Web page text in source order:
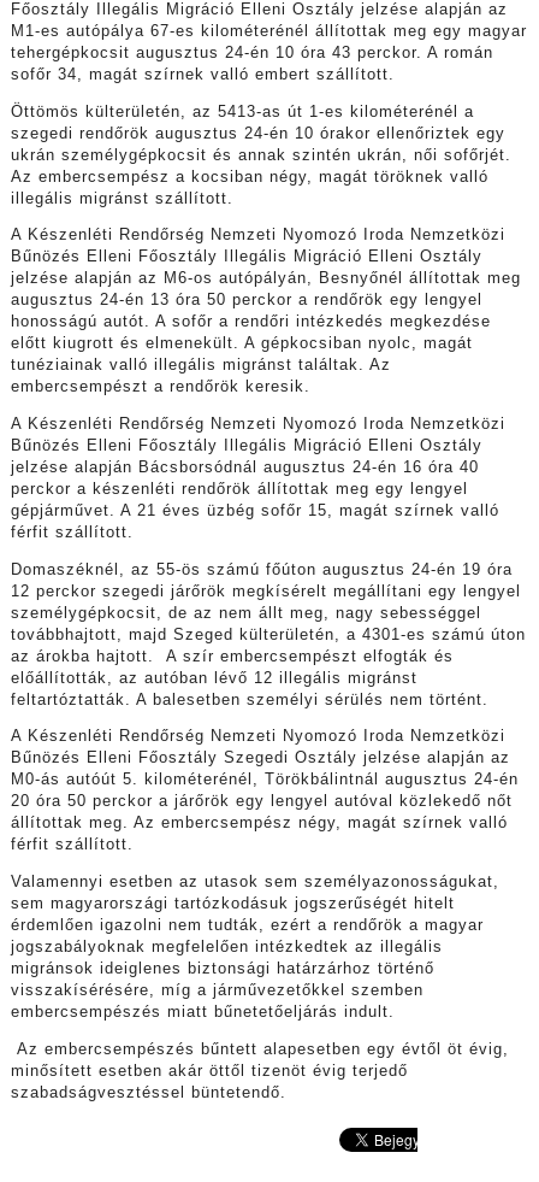
Főosztály Illegális Migráció Elleni Osztály jelzése alapján az
M1-es autópálya 67-es kilométerénél állítottak meg egy magyar
tehergépkocsit augusztus 24-én 10 óra 43 perckor. A román
sofőr 34, magát szírnek valló embert szállított.
Öttömös külterületén, az 5413-as út 1-es kilométerénél a
szegedi rendőrök augusztus 24-én 10 órakor ellenőriztek egy
ukrán személygépkocsit és annak szintén ukrán, női sofőrjét.
Az embercsempész a kocsiban négy, magát töröknek valló
illegális migránst szállított.
A Készenléti Rendőrség Nemzeti Nyomozó Iroda Nemzetközi
Bűnözés Elleni Főosztály Illegális Migráció Elleni Osztály
jelzése alapján az M6-os autópályán, Besnyőnél állítottak meg
augusztus 24-én 13 óra 50 perckor a rendőrök egy lengyel
honosságú autót. A sofőr a rendőri intézkedés megkezdése
előtt kiugrott és elmenekült. A gépkocsiban nyolc, magát
tunéziainak valló illegális migránst találtak. Az
embercsempészt a rendőrök keresik.
A Készenléti Rendőrség Nemzeti Nyomozó Iroda Nemzetközi
Bűnözés Elleni Főosztály Illegális Migráció Elleni Osztály
jelzése alapján Bácsborsódnál augusztus 24-én 16 óra 40
perckor a készenléti rendőrök állítottak meg egy lengyel
gépjárművet. A 21 éves üzbég sofőr 15, magát szírnek valló
férfit szállított.
Domaszéknél, az 55-ös számú főúton augusztus 24-én 19 óra
12 perckor szegedi járőrök megkísérelt megállítani egy lengyel
személygépkocsit, de az nem állt meg, nagy sebességgel
továbbhajtott, majd Szeged külterületén, a 4301-es számú úton
az árokba hajtott. A szír embercsempészt elfogták és
előállították, az autóban lévő 12 illegális migránst
feltartóztatták. A balesetben személyi sérülés nem történt.
A Készenléti Rendőrség Nemzeti Nyomozó Iroda Nemzetközi
Bűnözés Elleni Főosztály Szegedi Osztály jelzése alapján az
M0-ás autóút 5. kilométerénél, Törökbálintnál augusztus 24-én
20 óra 50 perckor a járőrök egy lengyel autóval közlekedő nőt
állítottak meg. Az embercsempész négy, magát szírnek valló
férfit szállított.
Valamennyi esetben az utasok sem személyazonosságukat,
sem magyarországi tartózkodásuk jogszerűségét hitelt
érdemlően igazolni nem tudták, ezért a rendőrök a magyar
jogszabályoknak megfelelően intézkedtek az illegális
migránsok ideiglenes biztonsági határzárhoz történő
visszakísérésére, míg a járművezetőkkel szemben
embercsempészés miatt bűnetetőeljárás indult.
Az embercsempészés bűntett alapesetben egy évtől öt évig,
minősített esetben akár öttől tizenöt évig terjedő
szabadságvesztéssel büntetendő.